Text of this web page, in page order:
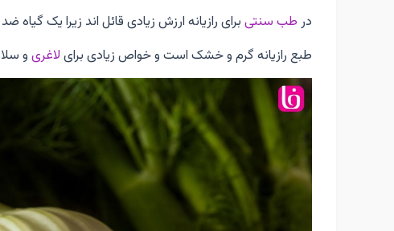
درطب سنتیبرای رازیانه ارزش زیادی قائل اند زیرا یک گیاه ضد
طبع رازیانه گرم و خشک است و خواص زیادی برایلاغریو